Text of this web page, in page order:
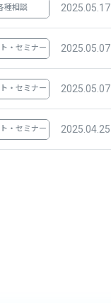
種相談 2025.05.17
・セミナー 2025.05.07
・セミナー 2025.05.07
・セミナー 2025.04.25